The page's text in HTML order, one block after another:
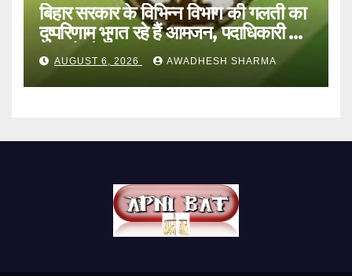
बिहार सरकार के विभिन्न विभाग की गलती का
दुष्परिणाम भुगत रहे हैं आमजन, पदाधिकारी और
अन्य हैं मौन
AUGUST 6, 2026 AWADHESH SHARMA